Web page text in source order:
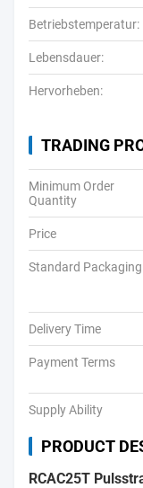
Betriebstemperatur:
Lebensdauer:
Hervorheben:
TRADING
Minimum Order
Quantity
Price
Standard Packaging
Delivery Time
Payment Terms
Supply Ability
PRODUCT
RCAC25T